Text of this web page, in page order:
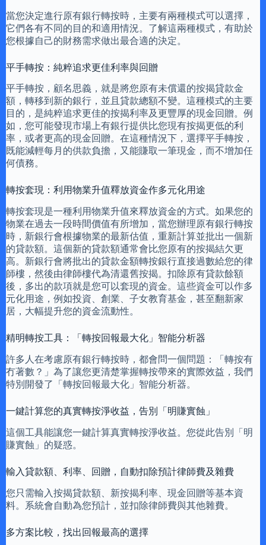
當您決定進行原有銀行轉按時，主要有兩種模式可以選擇，
它們各有不同的目的和適用情況。了解這兩種模式，有助於
您根據自己的財務需求做出最合適的決定。
平手轉按：純粹追求更佳利率與回贈
平手轉按，顧名思義，就是將您原有未償還的按揭貸款金
額，轉移到新的銀行，並且貸款總額不變。這種模式的主要
目的，是純粹追求更佳的按揭利率及更豐厚的現金回贈。例
如，您可能發現市場上有銀行提供比您現有按揭更低的利
率，或者更高的現金回贈。在這種情況下，選擇平手轉按，
既能減輕每月的供款負擔，又能賺取一筆現金，而不增加任
何債務。
轉按套現：利用物業升值釋放資金作多元化用途
轉按套現是一種利用物業升值來釋放資金的方式。如果您的
物業在過去一段時間價值有所增加，當您辦理原有銀行轉按
時，新銀行會根據物業的最新估值，重新計算並批出一個新
的貸款額。這個新的貸款額通常會比您原有的按揭結欠更
高。新銀行會將批出的貸款金額轉按銀行直接過數給您的律
師樓，然後由律師樓代為清還舊按揭。扣除原有貸款餘額
後，多出的款項就是您可以套現的資金。這些資金可以作多
元化用途，例如投資、創業、子女教育基金，甚至翻新家
居，大幅提升您的資金流動性。
精明轉按工具：「轉按回報最大化」智能分析器
許多人在考慮原有銀行轉按時，都會問一個問題：「轉按有
冇著數？」為了讓您更清楚掌握轉按帶來的實際效益，我們
特別開發了「轉按回報最大化」智能分析器。
一鍵計算您的真實轉按淨收益，告別「明賺實蝕」
這個工具能讓您一鍵計算真實轉按淨收益。您從此告別「明
賺實蝕」的疑惑。
輸入貸款額、利率、回贈，自動扣除預計律師費及雜費
您只需輸入按揭貸款額、新按揭利率、現金回贈等基本資
料。系統會自動為您預計，並扣除律師費與其他雜費。
多方案比較，找出回報最高的選擇